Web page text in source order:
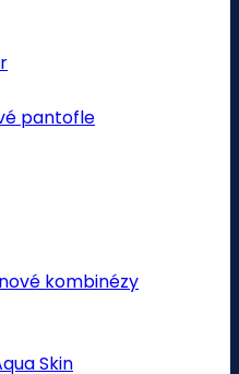
pantofle
kombinézy
Skin